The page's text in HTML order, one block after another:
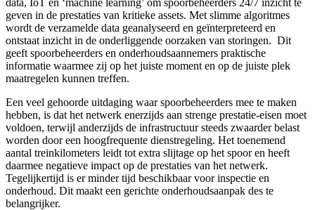
geven in de prestaties van kritieke assets. Met slimme algoritmes
wordt de verzamelde data geanalyseerd en geïnterpreteerd en
ontstaat inzicht in de onderliggende oorzaken van storingen. Dit
geeft spoorbeheerders en onderhoudsaannemers praktische
informatie waarmee zij op het juiste moment en op de juiste plek
maatregelen kunnen treffen.
Een veel gehoorde uitdaging waar spoorbeheerders mee te maken
hebben, is dat het netwerk enerzijds aan strenge prestatie-eisen moet
voldoen, terwijl anderzijds de infrastructuur steeds zwaarder belast
worden door een hoogfrequente dienstregeling. Het toenemend
aantal treinkilometers leidt tot extra slijtage op het spoor en heeft
daarmee negatieve impact op de prestaties van het netwerk.
Tegelijkertijd is er minder tijd beschikbaar voor inspectie en
onderhoud. Dit maakt een gerichte onderhoudsaanpak des te
belangrijker.